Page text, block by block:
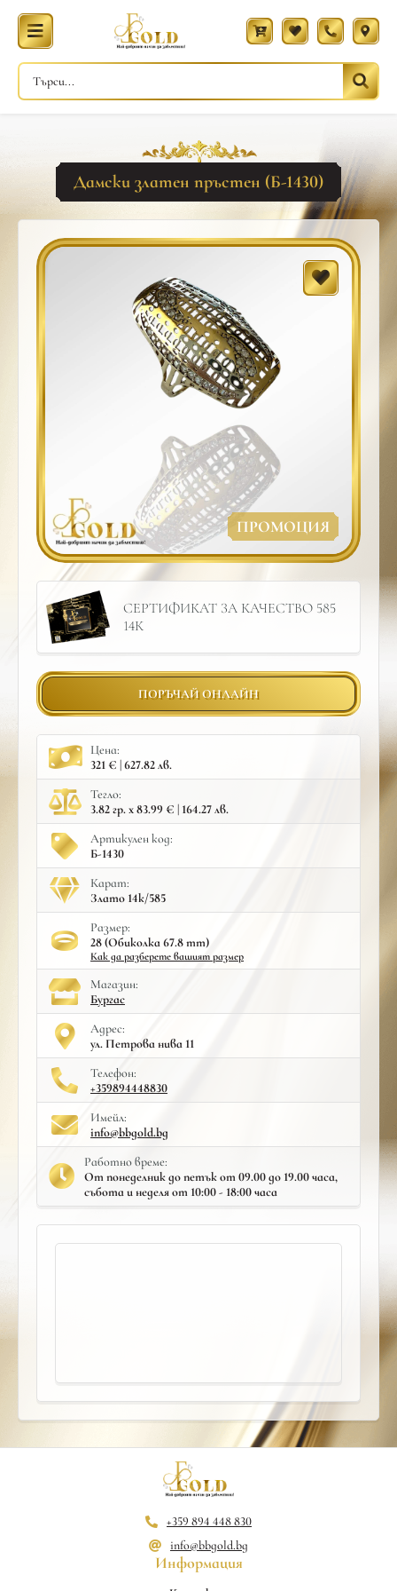
Дамски златен пръстен (Б-1430)
ПРОМОЦИЯ
СЕРТИФИКАТ ЗА КАЧЕСТВО 585
14К
ПОРЪЧАЙ ОНЛАЙН
Цена:
321 € | 627.82 лв.
Тегло:
3.82 гр. x 83.99 € | 164.27 лв.
Артикулен код:
Б-1430
Карат:
Злато 14к/585
Размер:
28 (Обиколка 67.8 mm)
Как да разберете вашият размер
Mагазин:
Бургас
Адрес:
ул. Петрова нива 11
Телефон:
+359894448830
Имейл:
info@bbgold.bg
Работно време:
От понеделник до петък от 09.00 до 19.00 часа,
събота и неделя от 10:00 - 18:00 часа
+359 894 448 830
info@bbgold.bg
Информация